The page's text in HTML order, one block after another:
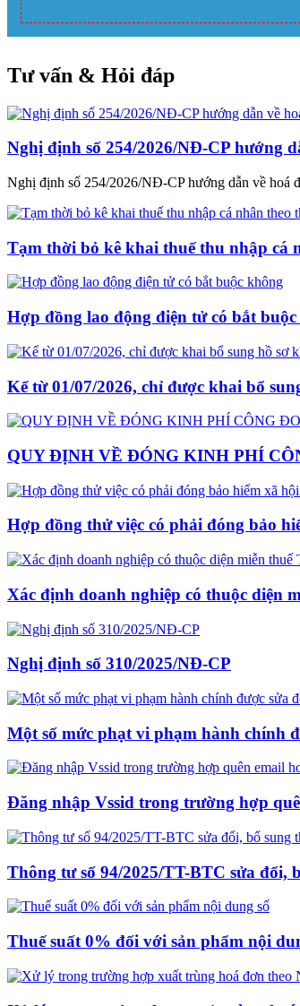
Tư vấn & Hỏi đáp
Nghị định số 254/2026/NĐ-CP hướng
Nghị định số 254/2026/NĐ-CP hướng dẫn về hoá
Tạm thời bỏ kê khai thuế thu nhập cá
Hợp đồng lao động điện tử có bắt
Kể từ 01/07/2026, chỉ được khai bổ
QUY ĐỊNH VỀ ĐÓNG KINH PHÍ
Hợp đồng thử việc có phải đóng bảo
Xác định doanh nghiệp có thuộc diện
Nghị định số 310/2025/NĐ-CP
Một số mức phạt vi phạm hành chính
Đăng nhập Vssid trong trường hợp
Thông tư số 94/2025/TT-BTC sửa đổi,
Thuế suất 0% đối với sản phẩm nội